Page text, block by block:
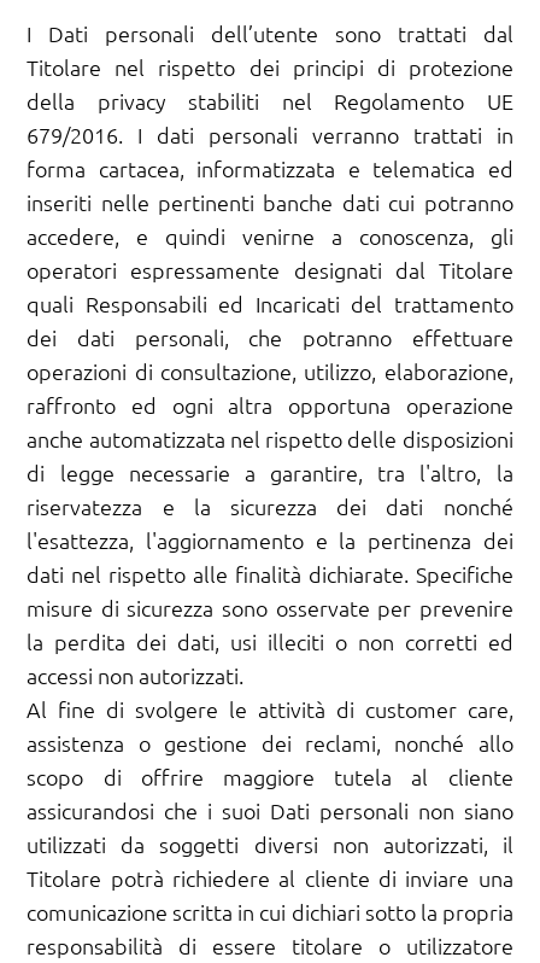
I Dati personali dell’utente sono trattati dal
Titolare nel rispetto dei principi di protezione
della privacy stabiliti nel Regolamento UE
679/2016. I dati personali verranno trattati in
forma cartacea, informatizzata e telematica ed
inseriti nelle pertinenti banche dati cui potranno
accedere, e quindi venirne a conoscenza, gli
operatori espressamente designati dal Titolare
quali Responsabili ed Incaricati del trattamento
dei dati personali, che potranno effettuare
operazioni di consultazione, utilizzo, elaborazione,
raffronto ed ogni altra opportuna operazione
anche automatizzata nel rispetto delle disposizioni
di legge necessarie a garantire, tra l'altro, la
riservatezza e la sicurezza dei dati nonché
l'esattezza, l'aggiornamento e la pertinenza dei
dati nel rispetto alle finalità dichiarate. Specifiche
misure di sicurezza sono osservate per prevenire
la perdita dei dati, usi illeciti o non corretti ed
accessi non autorizzati.
Al fine di svolgere le attività di customer care,
assistenza o gestione dei reclami, nonché allo
scopo di offrire maggiore tutela al cliente
assicurandosi che i suoi Dati personali non siano
utilizzati da soggetti diversi non autorizzati, il
Titolare potrà richiedere al cliente di inviare una
comunicazione scritta in cui dichiari sotto la propria
responsabilità di essere titolare o utilizzatore